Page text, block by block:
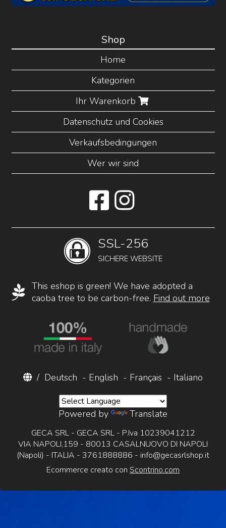
Shop
Home
Kategorien
Ihr Warenkorb
Datenschutz und Cookies
Verkaufsbedingungen
Wer wir sind
SSL-256
SICHERE WEBSITE
This eshop is green! We have adopted a
caoba tree to be carbon-free. Find out more
/ Deutsch - English - Français - Italiano
Powered by Translate
GECA SRL - GECA SRL - P.Iva 10239041212
VIA NAPOLI,159 - 80013 CASALNUOVO DI NAPOLI
(Napoli) - ITALIA - 3761888886 - info@gecasrlshop.it
Ecommerce creato con Scontrino.com